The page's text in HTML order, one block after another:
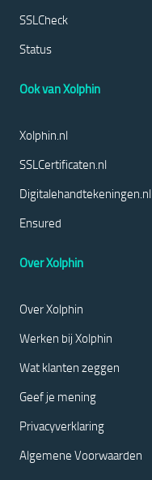
SSLCheck
Status
Ook van Xolphin
Xolphin.nl
SSLCertificaten.nl
Digitalehandtekeningen.nl
Ensured
Over Xolphin
Over Xolphin
Werken bij Xolphin
Wat klanten zeggen
Geef je mening
Privacyverklaring
Algemene Voorwaarden